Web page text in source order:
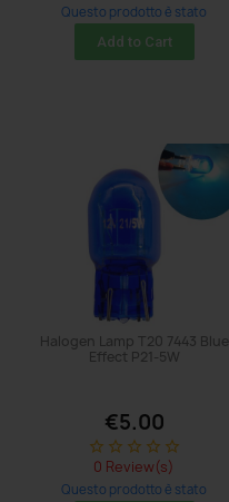
Questo prodotto è stato
acquistato: 11 times
Add to Cart
Halogen Lamp T20 7443 Blue
Effect P21-5W
€5.00
star_border star_border star_border star_border star_border
0 Review(s)
Questo prodotto è stato